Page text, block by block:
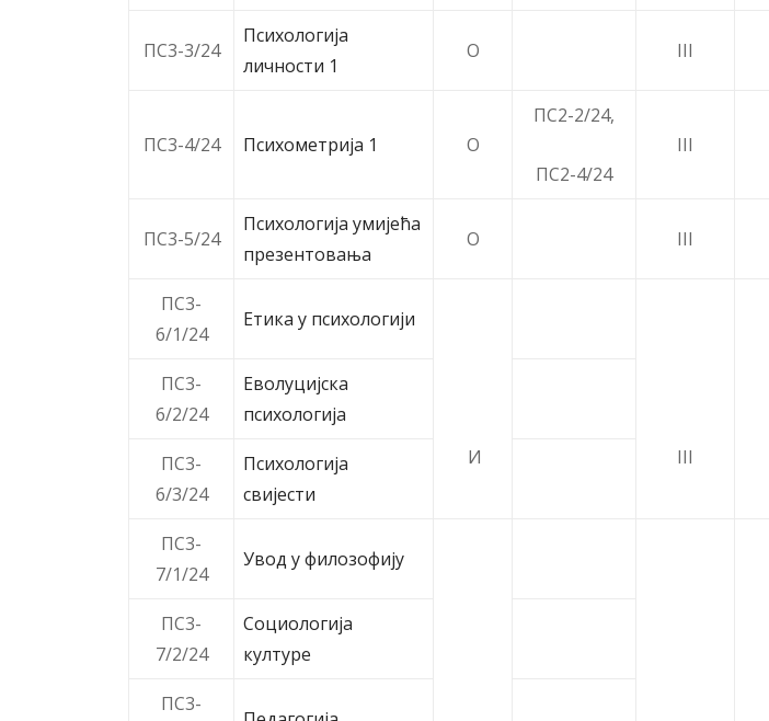
ПС3-3/24
Психологија
личности 1
O III
ПС3-4/24 Психометрија 1 O
ПС2-2/24,
ПС2-4/24
III
ПС3-5/24
Психологија умијећа
презентовања
O III
ПС3-
6/1/24
Етика у психологији
И III
ПС3-
6/2/24
Еволуцијска
психологија
ПС3-
6/3/24
Психологија
свијести
ПС3-
7/1/24
Увод у филозофију
ПС3-
7/2/24
Социологија
културе
ПС3-